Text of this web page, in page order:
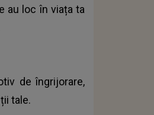
au loc în viața ta
de îngrijorare,
tale.